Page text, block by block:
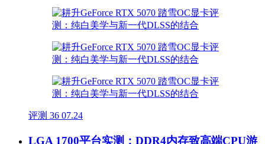
评测 36 07.24
LGA 1700平台实测：DDR4内存致高端CPU游